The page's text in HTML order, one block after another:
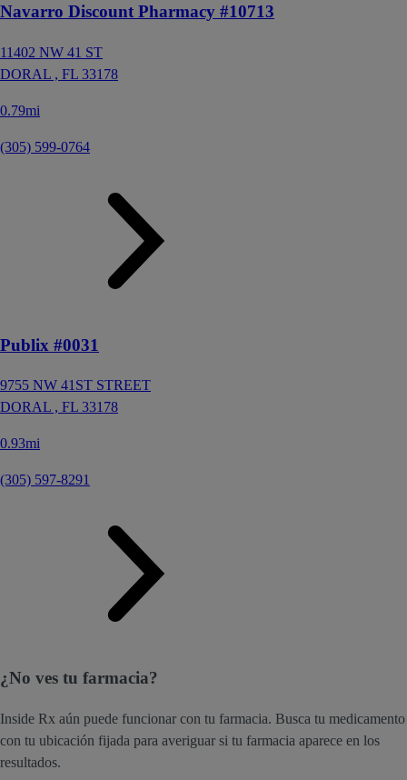
Navarro Discount Pharmacy #10713
11402 NW 41 ST
DORAL , FL 33178
0.79mi
(305) 599-0764
Publix #0031
9755 NW 41ST STREET
DORAL , FL 33178
0.93mi
(305) 597-8291
¿No ves tu farmacia?
Inside Rx aún puede funcionar con tu farmacia. Busca tu medicamento
con tu ubicación fijada para averiguar si tu farmacia aparece en los
resultados.